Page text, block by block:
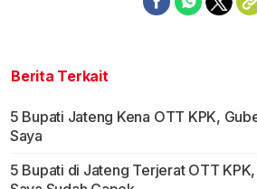
Berita Terkait
5 Bupati Jateng Kena OTT KPK,
Saya
5 Bupati di Jateng Terjerat OTT